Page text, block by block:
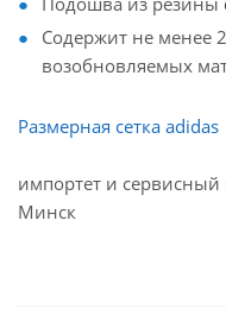
Содержит не менее
возобновляемых
Размерная сетка adidas
импортет и
Минск